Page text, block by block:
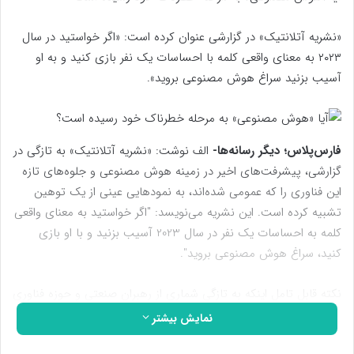
«نشریه آتلانتیک» در گزارشی عنوان کرده است: «اگر خواستید در سال
۲۰۲۳ به معنای واقعی کلمه با احساسات یک نفر بازی کنید و به او
آسیب بزنید سراغ هوش مصنوعی بروید».
فارس‌پلاس؛ دیگر رسانه‌ها- الف نوشت: «نشریه آتلانتیک» به تازگی در
گزارشی، پیشرفت‌های اخیر در زمینه هوش مصنوعی و جلوه‌های تازه
این فناوری را که عمومی شده‌اند، به نمودهایی عینی از یک توهین
تشبیه کرده است. این نشریه می‌نویسد: "اگر خواستید به معنای واقعی
کلمه به احساسات یک نفر در سال 2023 آسیب بزنید و با او بازی
کنید، سراغ هوش مصنوعی بروید".
آمریکا نیز در بیانیه مشترکی به این نکته اشاره داشته‌اند که هوش
مصنوعی می‌تواند خطرِ انقراض بشر را به همراه داشته باشد. البته که
نمایش بیشتر